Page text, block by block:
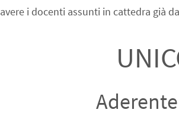
avere i docenti assunti in cattedra già